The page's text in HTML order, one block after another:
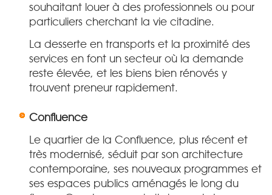
souhaitant louer à des professionnels ou pour
particuliers cherchant la vie citadine.
La desserte en transports et la proximité des
services en font un secteur où la demande
reste élevée, et les biens bien rénovés y
trouvent preneur rapidement.
Confluence
Le quartier de la Confluence, plus récent et
très modernisé, séduit par son architecture
contemporaine, ses nouveaux programmes et
ses espaces publics aménagés le long du